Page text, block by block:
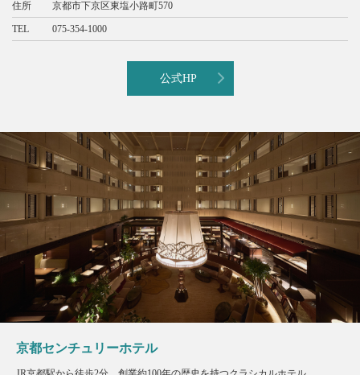
住所 京都市下京区東塩小路町570
TEL 075-354-1000
公式HP
京都センチュリーホテル